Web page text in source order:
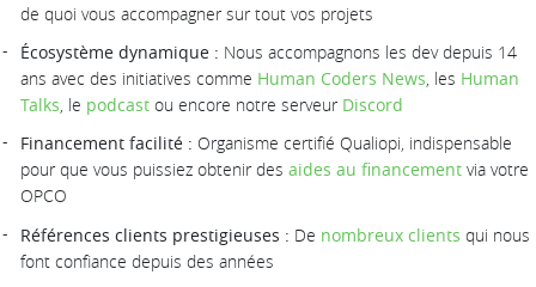
de quoi vous accompagner sur tout vos projets
Écosystème dynamique : Nous accompagnons les dev depuis 14
ans avec des initiatives comme Human Coders News, les Human
Talks, le podcast ou encore notre serveur Discord
Financement facilité : Organisme certifié Qualiopi, indispensable
pour que vous puissiez obtenir des aides au financement via votre
OPCO
Références clients prestigieuses : De nombreux clients qui nous
font confiance depuis des années